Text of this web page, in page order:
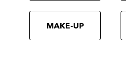
MAKE-UP